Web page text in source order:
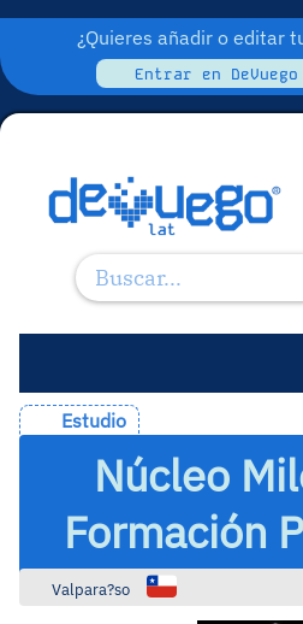
¿Quieres añadir o editar
Entrar en DeVuego
Estudio
Núcleo
Formación
Valpara?so